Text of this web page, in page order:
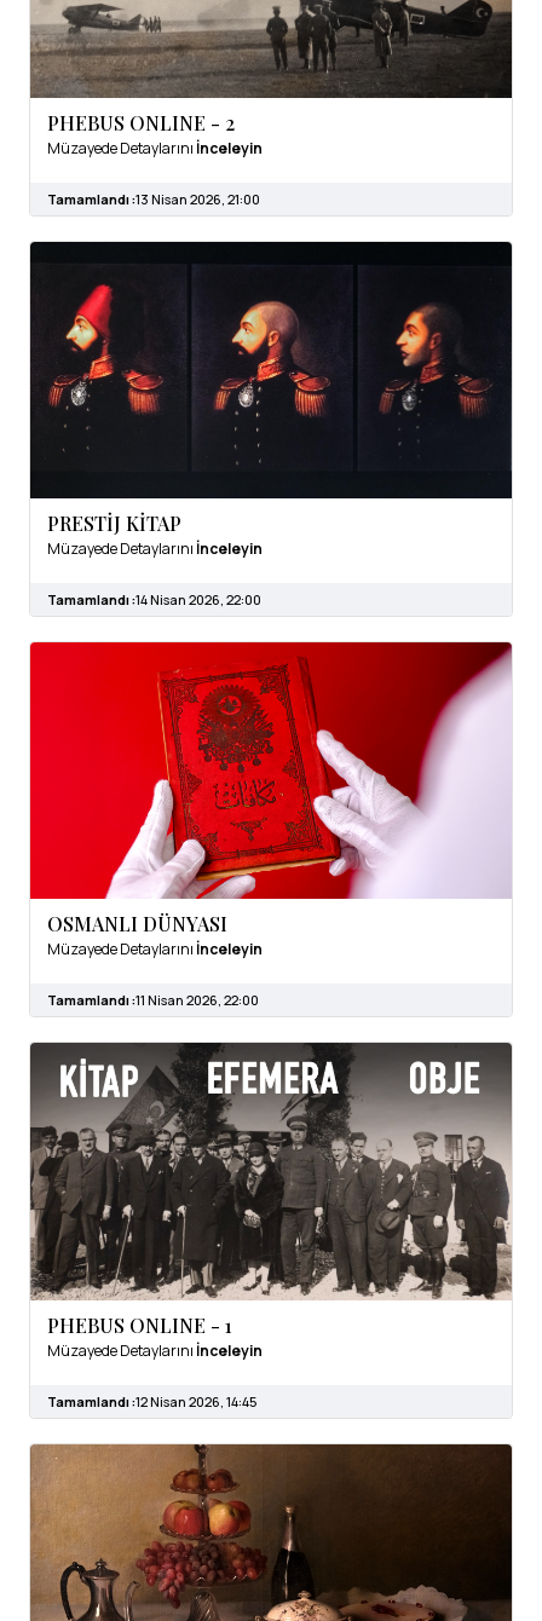
PHEBUS ONLINE - 2
Müzayede Detaylarını İnceleyin
Tamamlandı :13 Nisan 2026, 21:00
PRESTİJ KİTAP
Müzayede Detaylarını İnceleyin
Tamamlandı :14 Nisan 2026, 22:00
OSMANLI DÜNYASI
Müzayede Detaylarını İnceleyin
Tamamlandı :11 Nisan 2026, 22:00
PHEBUS ONLINE - 1
Müzayede Detaylarını İnceleyin
Tamamlandı :12 Nisan 2026, 14:45